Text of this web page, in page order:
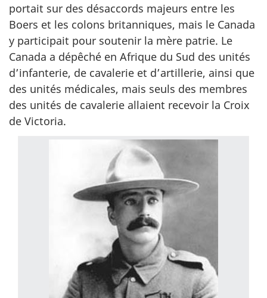
portait sur des désaccords majeurs entre les
Boers et les colons britanniques, mais le Canada
y participait pour soutenir la mère patrie. Le
Canada a dépêché en Afrique du Sud des unités
d’infanterie, de cavalerie et d’artillerie, ainsi que
des unités médicales, mais seuls des membres
des unités de cavalerie allaient recevoir la Croix
de Victoria.